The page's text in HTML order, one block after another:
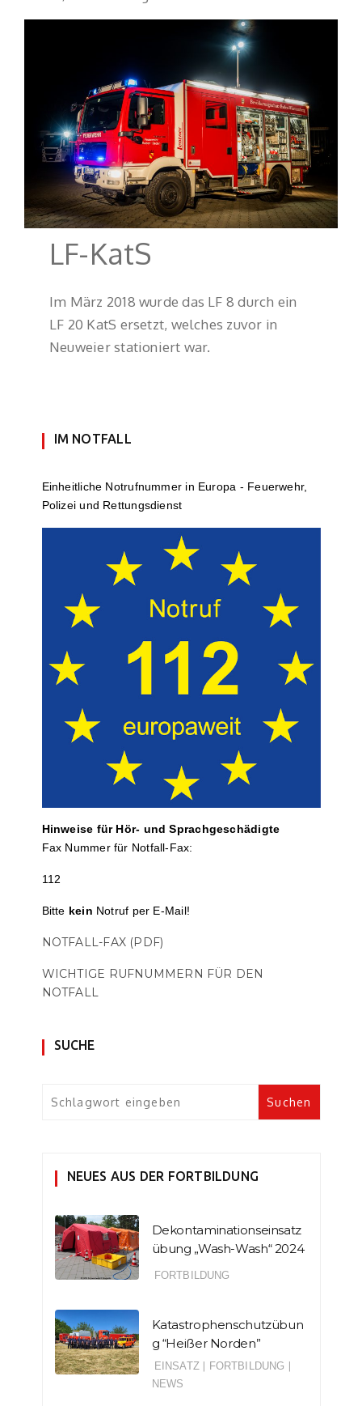
LF-KatS
Im März 2018 wurde das LF 8 durch ein
LF 20 KatS ersetzt, welches zuvor in
Neuweier stationiert war.
IM NOTFALL
Einheit­li­che Notruf­num­mer in Europa - Feuerwehr,
Polizei und Rettungs­dienst
Hinweise für Hör- und Sprach­ge­schä­digte
Fax Nummer für Notfall-Fax:
112
Bitte kein Notruf per E-Mail!
NOTFALL-FAX (PDF)
WICHTIGE RUFNUMMERN FÜR DEN
NOTFALL
SUCHE
NEUES AUS DER FORTBILDUNG
Dekontaminationseinsatz
übung „Wash-Wash“ 2024
FORTBILDUNG
Katastrophenschutzübun
g “Heißer Norden”
EINSATZ FORTBILDUNG
NEWS